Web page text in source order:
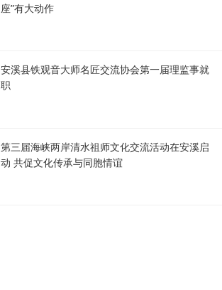
座”有大动作
安溪县铁观音大师名匠交流协会第一届理监事就
职
第三届海峡两岸清水祖师文化交流活动在安溪启
动 共促文化传承与同胞情谊